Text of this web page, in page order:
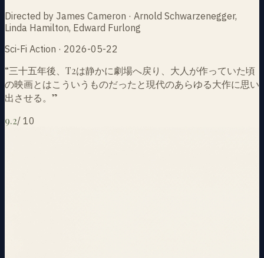
Directed by James Cameron · Arnold Schwarzenegger,
Linda Hamilton, Edward Furlong
Sci-Fi Action · 2026-05-22
“三十五年後、T2は静かに劇場へ戻り、大人が作っていた頃
の映画とはこういうものだったと現代のあらゆる大作に思い
出させる。 ”
9.2/ 10